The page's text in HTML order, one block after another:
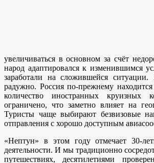
увеличиваться в основном за счёт
народ адаптировался к изменившимся
заработали на сложившейся
радужно. Россия по-прежнему
количество иностранных круизных
ограничено, что заметно влияет на
Туристы чаще выбирают безвизовые
отправления с хорошо доступным
«Нептун» в этом году отмечает 30-
деятельности. И мы традиционно
путешествиях, десятилетиями